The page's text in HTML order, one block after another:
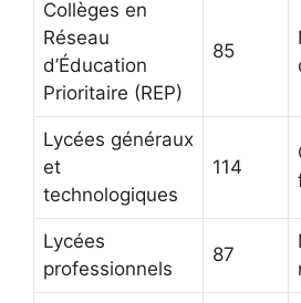
Collèges en
Réseau
d’Éducation
Prioritaire (REP)
85
Lycées généraux
et
technologiques
114
Lycées
professionnels
87